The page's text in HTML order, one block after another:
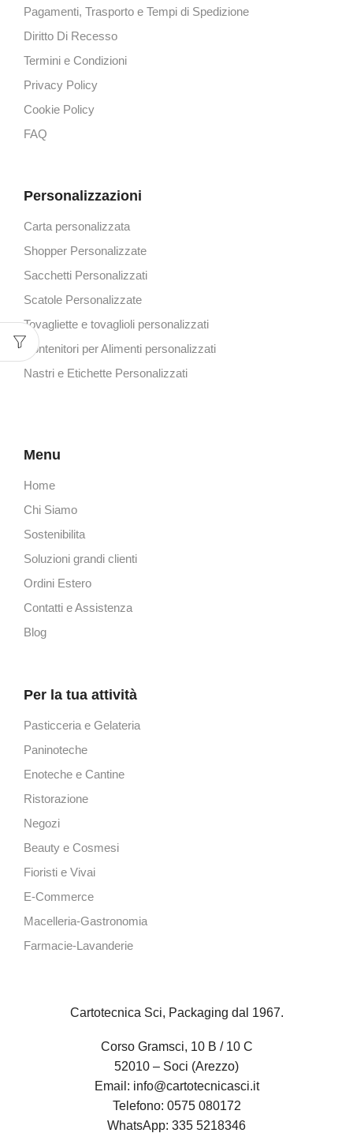
Pagamenti, Trasporto e Tempi di Spedizione
Diritto Di Recesso
Termini e Condizioni
Privacy Policy
Cookie Policy
FAQ
Personalizzazioni
Carta personalizzata
Shopper Personalizzate
Sacchetti Personalizzati
Scatole Personalizzate
Tovagliette e tovaglioli personalizzati
Contenitori per Alimenti personalizzati
Nastri e Etichette Personalizzati
Menu
Home
Chi Siamo
Sostenibilita
Soluzioni grandi clienti
Ordini Estero
Contatti e Assistenza
Blog
Per la tua attività
Pasticceria e Gelateria
Paninoteche
Enoteche e Cantine
Ristorazione
Negozi
Beauty e Cosmesi
Fioristi e Vivai
E-Commerce
Macelleria-Gastronomia
Farmacie-Lavanderie
Cartotecnica Sci, Packaging dal 1967.
Corso Gramsci, 10 B / 10 C
52010 – Soci (Arezzo)
Email: info@cartotecnicasci.it
Telefono: 0575 080172
WhatsApp: 335 5218346